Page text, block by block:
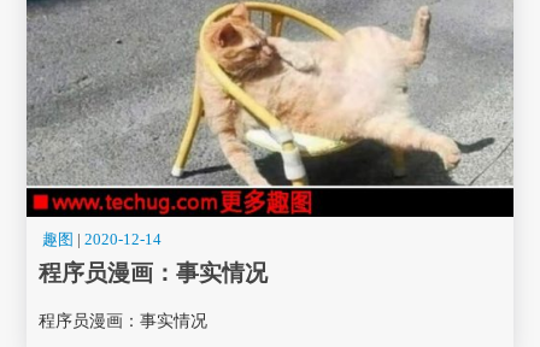
趣图 |2020-12-14
程序员漫画： 事实情况
程序员漫画： 事实情况